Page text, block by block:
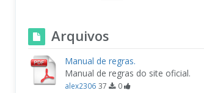
Arquivos
Manual de regras.
Manual de regras do site oficial.
alex2306 37 0